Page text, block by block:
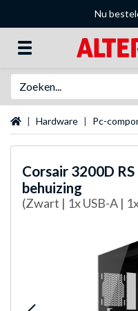
Nu
Startpagina
Hardware Pc-
Corsair 3200D
behuizing
(Zwart | 1x USB-A |